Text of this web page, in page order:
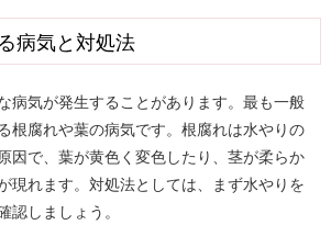
病気と対処法
病気が発生することがあります。最も一般
根腐れや葉の病気です。根腐れは水やりの
因で、葉が黄色く変色したり、茎が柔らか
現れます。対処法としては、まず水やりを
認しましょう。